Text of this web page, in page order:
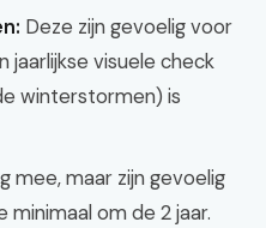
Deze zijn gevoelig voor
jaarlijkse visuele check
winterstormen) is
mee, maar zijn gevoelig
om de 2 jaar.